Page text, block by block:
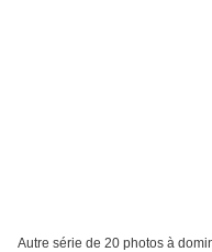
Autre série de 20 photos à